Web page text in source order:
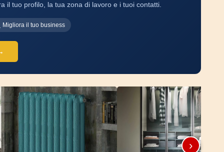
il tuo profilo, la tua zona di lavoro e i tuoi contatti.
Migliora il tuo business
›